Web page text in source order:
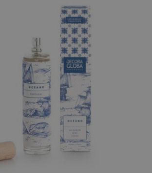
AÑADIR AL CARRITO